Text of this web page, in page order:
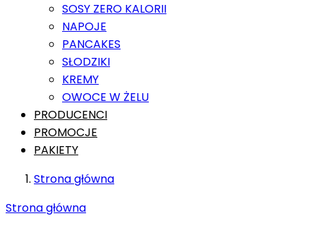
SOSY ZERO KALORII
NAPOJE
PANCAKES
SŁODZIKI
KREMY
OWOCE W ŻELU
PRODUCENCI
PROMOCJE
PAKIETY
Strona główna
Strona główna